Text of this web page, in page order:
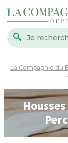
La Compagnie du